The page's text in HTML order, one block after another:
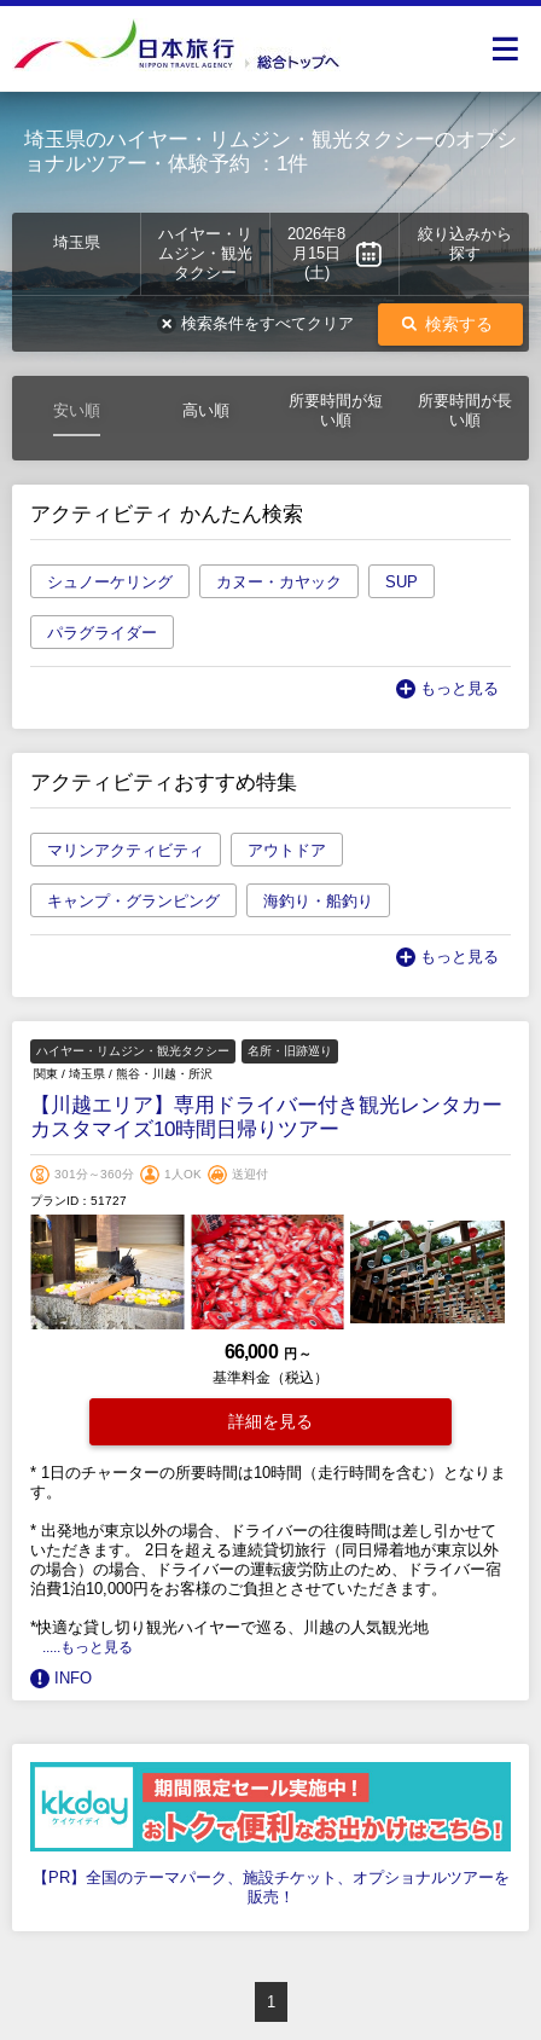
埼玉県のハイヤー・リムジン・観光タクシーのオプシ
ョナルツアー・体験予約 ：1件
埼玉県
ハイヤー・リ
ムジン・観光
タクシー
2026年8
月15日
(土)
絞り込みから
探す
検索する
検索条件をすべてクリア
安い順 高い順
所要時間が短
い順
所要時間が長
い順
アクティビティ かんたん検索
シュノーケリング カヌー・カヤック SUP
パラグライダー
もっと見る
アクティビティおすすめ特集
マリンアクティビティ アウトドア
キャンプ・グランピング 海釣り・船釣り
もっと見る
ハイヤー・リムジン・観光タクシー
名所・旧跡巡り
関東 / 埼玉県 / 熊谷・川越・所沢
【川越エリア】専用ドライバー付き観光レンタカー
カスタマイズ10時間日帰りツアー
301分～360分 1人OK
送迎付
プランID：51727
66,000 円 ～
基準料金（税込）
詳細を見る
* 1日のチャーターの所要時間は10時間（走行時間を含む）となりま
す。
* 出発地が東京以外の場合、ドライバーの往復時間は差し引かせて
いただきます。 2日を超える連続貸切旅行（同日帰着地が東京以外
の場合）の場合、ドライバーの運転疲労防止のため、ドライバー宿
泊費1泊10,000円をお客様のご負担とさせていただきます。
*快適な貸し切り観光ハイヤーで巡る、川越の人気観光地
.....もっと見る
INFO
【PR】全国のテーマパーク、施設チケット、オプショナルツアーを
販売！
1